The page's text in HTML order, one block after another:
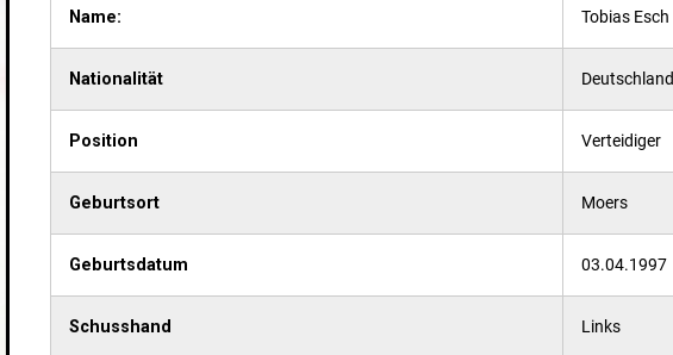
Name: Tobias Esch
Nationalität Deutschland
Position Verteidiger
Geburtsort Moers
Geburtsdatum 03.04.1997
Schusshand Links